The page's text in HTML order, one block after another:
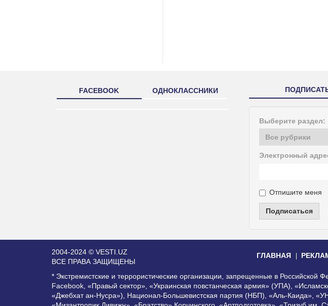
FACEBOOK ОДНОКЛАССНИКИ
Выберите раздел:
Электронный
Отпишите меня
Подписаться
2004-2024 © VESTI.UZ
ВСЕ ПРАВА ЗАЩИЩЕНЫ
ГЛАВНАЯ
* Экстремистские и террористические организации, запрещенные в
Facebook, «Правый сектор», «Украинская повстанческая армия» (УПА),
«Джебхат ан-Нусра»), Национал-Большевистская партия (НБП), «Аль-Каида»,